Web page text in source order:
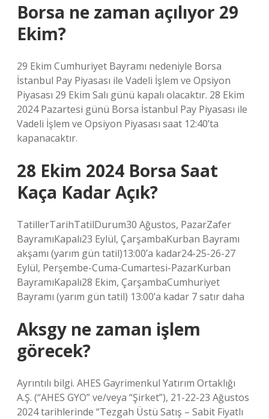
Borsa ne zaman açılıyor 29
Ekim?
29 Ekim Cumhuriyet Bayramı nedeniyle Borsa
İstanbul Pay Piyasası ile Vadeli İşlem ve Opsiyon
Piyasası 29 Ekim Salı günü kapalı olacaktır. 28 Ekim
2024 Pazartesi günü Borsa İstanbul Pay Piyasası ile
Vadeli İşlem ve Opsiyon Piyasası saat 12:40’ta
kapanacaktır.
28 Ekim 2024 Borsa Saat
Kaça Kadar Açık?
TatillerTarihTatilDurum30 Ağustos, PazarZafer
BayramıKapalı23 Eylül, ÇarşambaKurban Bayramı
akşamı (yarım gün tatil)13:00’a kadar24-25-26-27
Eylül, Perşembe-Cuma-Cumartesi-PazarKurban
BayramıKapalı28 Ekim, ÇarşambaCumhuriyet
Bayramı (yarım gün tatil) 13:00’a kadar 7 satır daha
Aksgy ne zaman işlem
görecek?
Ayrıntılı bilgi. AHES Gayrimenkul Yatırım Ortaklığı
A.Ş. (“AHES GYO” ve/veya “Şirket”), 21-22-23 Ağustos
2024 tarihlerinde “Tezgah Üstü Satış – Sabit Fiyatlı